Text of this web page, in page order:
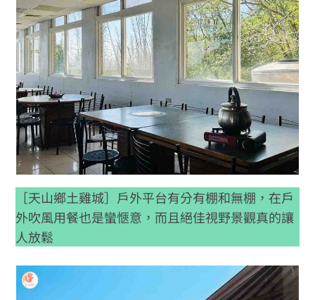
［天山鄉土雞城］戶外平台有分有棚和無棚，在戶
外吹風用餐也是蠻愜意，而且絕佳視野景觀真的讓
人放鬆